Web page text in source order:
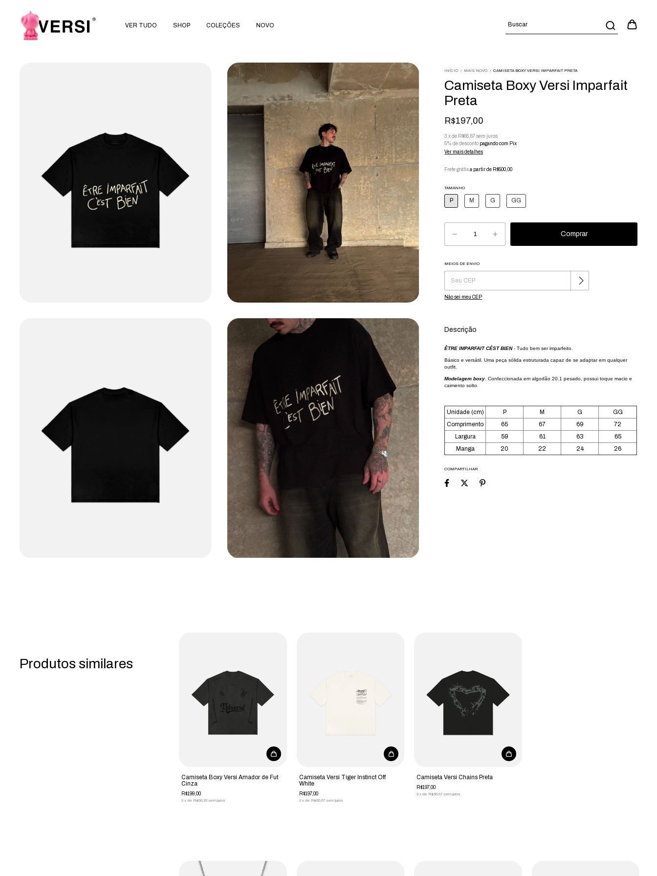
VER TUDO SHOP COLEÇÕES NOVO
INÍCIO / MAIS NOVO / CAMISETA BOXY VERSI IMPARFAIT PRETA
Camiseta Boxy Versi Imparfait
Preta
R$197,00
3 xde R$65,67 sem juros
5% de desconto pagando com Pix
Ver mais detalhes
Frete grátis a partir de R$500,00
TAMANHO
P M G GG
Entregas para o CEP:
MEIOS DE ENVIO
Não sei meu CEP
Descrição
ÊTRE IMPARFAIT CÉST BIEN- Tudo bem ser imparfeito.
Básico e versátil. Uma peça sólida estruturada capaz de se adaptar em qualquer
outfit.
Modelagem boxy . Confeccionada em algodão 20.1 pesado, possui toque macio e
caimento solto.
Unidade (cm) P M G
GG
Comprimento
65 67 69
72
Largura
59 61 63
65
Manga
20 22 24 26
COMPARTILHAR
Produtos similares
Camiseta Boxy Versi Amador de Fut
Cinza
R$199,00
3 x de R$66,33 sem juros
Camiseta Versi Tiger Instinct Off
White
R$197,00
3 x de R$65,67 sem juros
Camiseta Versi Chains Preta
R$197,00
3 x de R$65,67 sem juros